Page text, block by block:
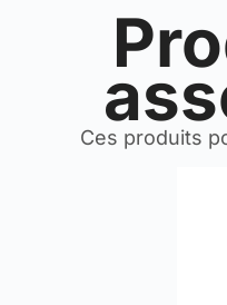
Ces produits